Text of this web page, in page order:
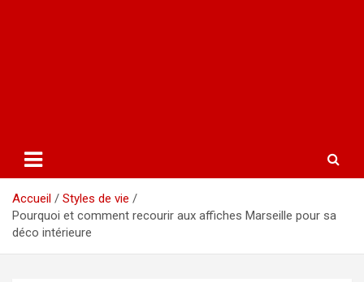
Accueil
Styles de vie
Pourquoi et comment recourir aux affiches Marseille pour sa
déco intérieure